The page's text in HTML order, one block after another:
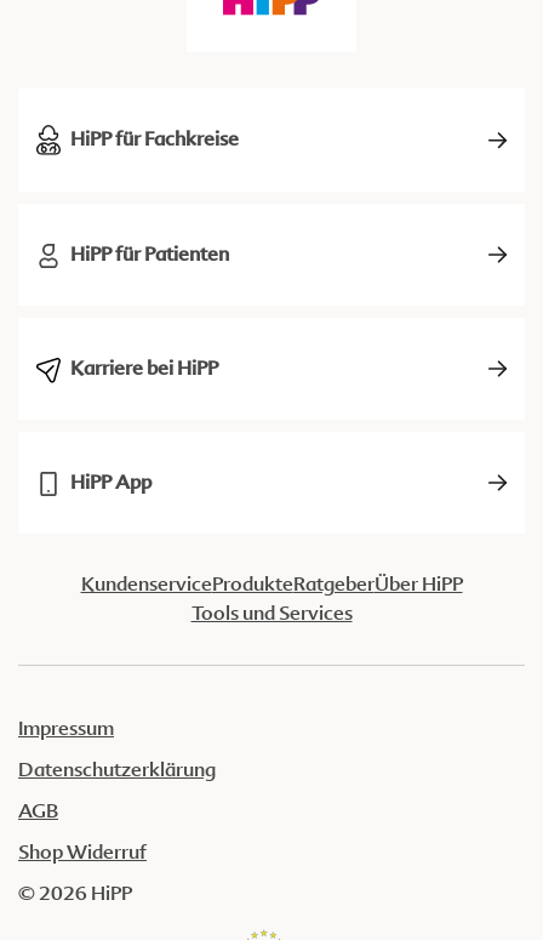
HiPP für Fachkreise
HiPP für Patienten
Karriere bei HiPP
HiPP App
KundenserviceProdukteRatgeberÜber HiPP
Tools und Services
Impressum
Datenschutzerklärung
AGB
Shop Widerruf
© 2026 HiPP